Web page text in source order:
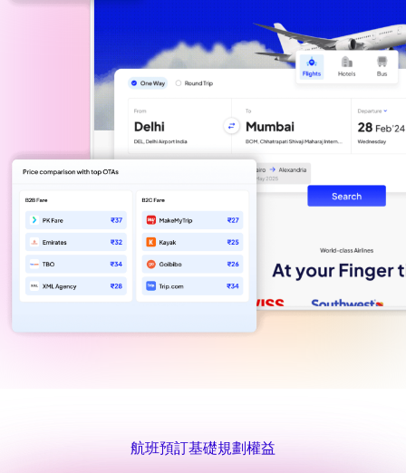
航班預訂基礎規劃權益